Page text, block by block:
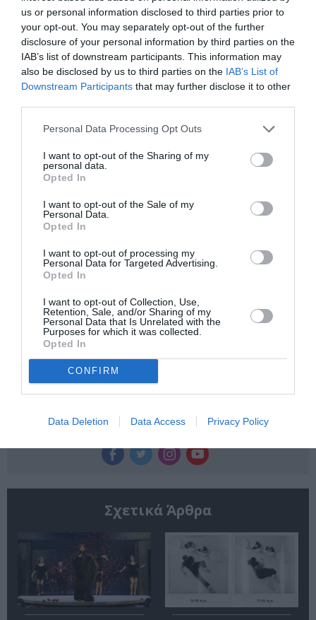
us or personal information disclosed to third parties prior to
your opt-out. You may separately opt-out of the further
disclosure of your personal information by third parties on the
IAB’s list of downstream participants. This information may
also be disclosed by us to third parties on the IAB’s List of
Downstream Participants that may further disclose it to other
Personal Data Processing Opt Outs
I want to opt-out of the Sharing of my
personal data.
Opted In
I want to opt-out of the Sale of my
Personal Data.
Opted In
I want to opt-out of processing my
Personal Data for Targeted Advertising.
Opted In
I want to opt-out of Collection, Use,
Retention, Sale, and/or Sharing of my
Personal Data that Is Unrelated with the
Purposes for which it was collected.
Opted In
CONFIRM
Data Deletion Data Access Privacy Policy
Πληροφορίες / Κρατήσεις:
www.theatron254.gr
Ακολουθήστε το Culturenow.gr στο Google News
μάθετε πρώτοι όλες τις ειδήσεις
Πολιτισμό στοCulturenow.gr
Νέοι Διαγωνισμοί
Tags
ΔΡΑΜΑ - ΚΟΙΝΩΝΙΚΟ - ΣΥΓΧΡΟΝΟ
ΕΛΛΗΝΙΚΟΣ ΚΟΣΜΟΣ
ΘΕΑΤΡΙΚΕΣ ΠΑΡΑΣΤΑΣΕΙΣ 2018 - 2019
Newsletter
Κάθε βδομάδα στο e-mail σας τα τελευταία νέα για
την Τέχνη και τον Πολιτισμό!
Ακολουθήστε το Culturenow.gr
Σχετικά Άρθρα